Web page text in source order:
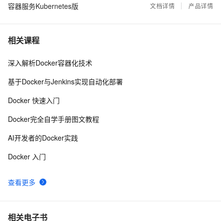
10在阿里云容器服务上创建一个spring boot应用
容器服务Kubernetes版 文档详情 产品详情
相关课程
查看更多
深入解析Docker容器化技术
基于Docker与Jenkins实现自动化部署
Docker 快速入门
Docker完全自学手册图文教程
AI开发者的Docker实践
Docker 入门
相关电子书